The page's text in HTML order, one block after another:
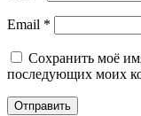
Email *
Сохранить моё
последующих моих